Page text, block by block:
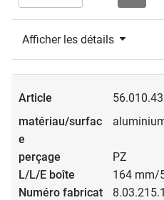
Afficher les détails
56.010.43
PZ
164 mm/